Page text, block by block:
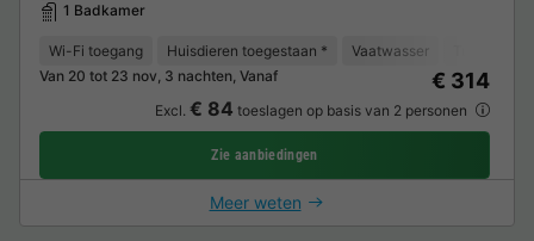
1 Badkamer
Wi-Fi toegang Huisdieren toegestaan * Vaatwasser
Van 20 tot 23 nov, 3 nachten, Vanaf
€ 314
Excl. € 84 toeslagen op basis van 2 personen
Zie aanbiedingen
Meer weten